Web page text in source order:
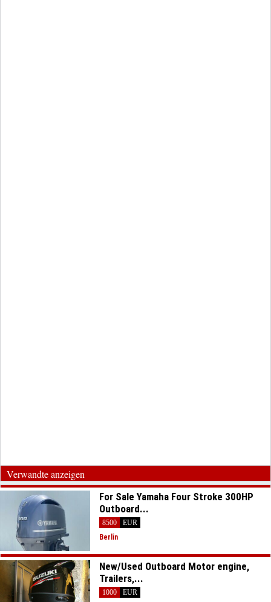
Verwandte anzeigen
For Sale Yamaha Four Stroke 300HP
Outboard...
8500
EUR
Berlin
New/Used Outboard Motor engine,
Trailers,...
1000
EUR